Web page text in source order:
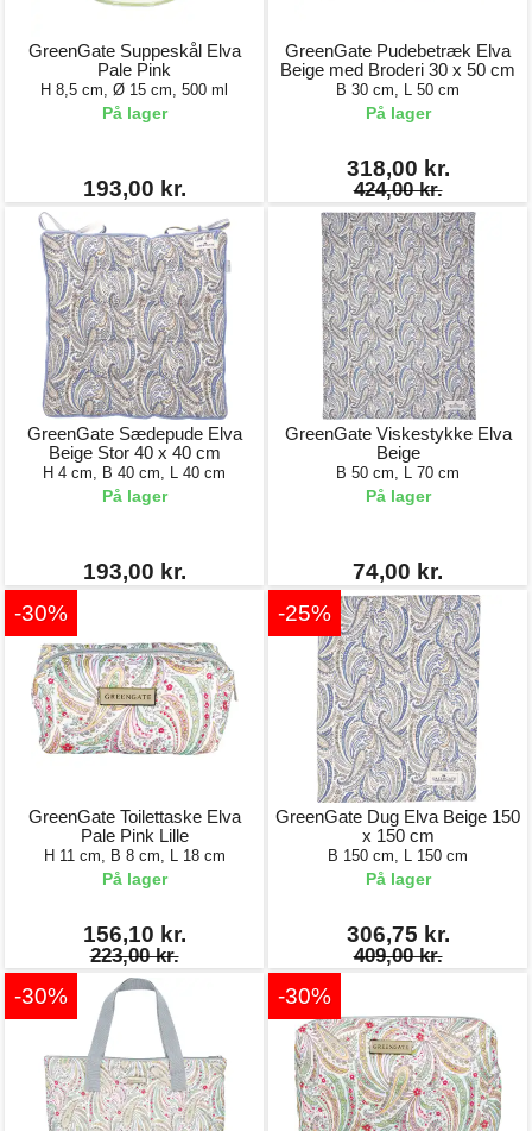
GreenGate Suppeskål Elva
Pale Pink
H 8,5 cm, Ø 15 cm, 500 ml
På lager
193,00 kr.
GreenGate Pudebetræk Elva
Beige med Broderi 30 x 50 cm
B 30 cm, L 50 cm
På lager
318,00 kr.
424,00 kr.
GreenGate Sædepude Elva
Beige Stor 40 x 40 cm
H 4 cm, B 40 cm, L 40 cm
På lager
193,00 kr.
GreenGate Viskestykke Elva
Beige
B 50 cm, L 70 cm
På lager
74,00 kr.
-30%
GreenGate Toilettaske Elva
Pale Pink Lille
H 11 cm, B 8 cm, L 18 cm
På lager
156,10 kr.
223,00 kr.
-25%
GreenGate Dug Elva Beige 150
x 150 cm
B 150 cm, L 150 cm
På lager
306,75 kr.
409,00 kr.
-30% -30%